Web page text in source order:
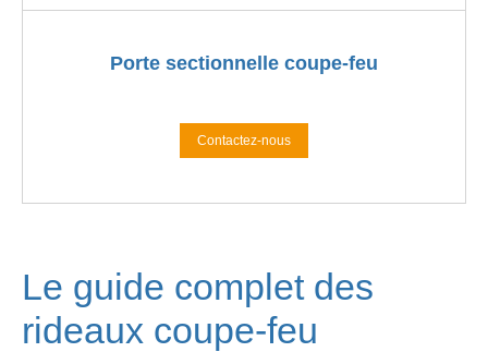
Porte sectionnelle coupe-feu
Contactez-nous
Le guide complet des
rideaux coupe-feu